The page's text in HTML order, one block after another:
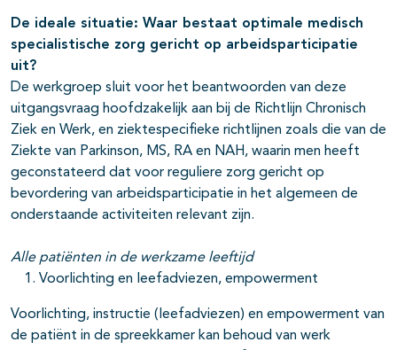
De ideale situatie: Waar bestaat optimale medisch
specialistische zorg gericht op arbeidsparticipatie
uit?
De werkgroep sluit voor het beantwoorden van deze
uitgangsvraag hoofdzakelijk aan bij de Richtlijn Chronisch
Ziek en Werk, en ziektespecifieke richtlijnen zoals die van de
Ziekte van Parkinson, MS, RA en NAH, waarin men heeft
geconstateerd dat voor reguliere zorg gericht op
bevordering van arbeidsparticipatie in het algemeen de
onderstaande activiteiten relevant zijn.
Alle patiënten in de werkzame leeftijd
Voorlichting en leefadviezen, empowerment
Voorlichting, instructie (leefadviezen) en empowerment van
de patiënt in de spreekkamer kan behoud van werk